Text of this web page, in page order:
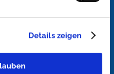
Details zeigen